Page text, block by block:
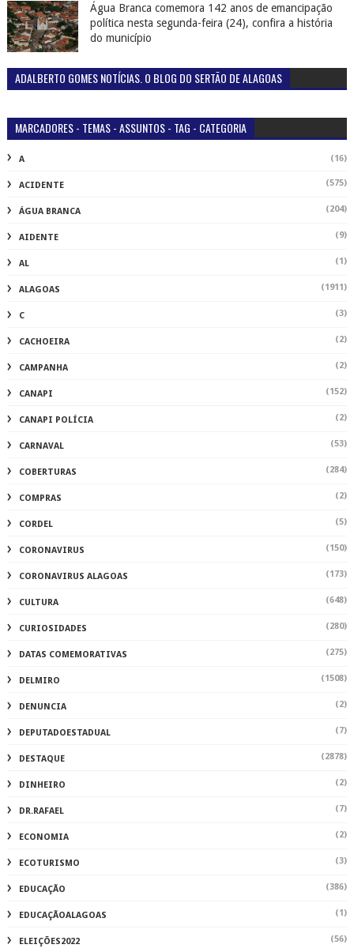
Água Branca comemora 142 anos de emancipação
política nesta segunda-feira (24), confira a história
do município
ADALBERTO GOMES NOTÍCIAS. O BLOG DO SERTÃO DE ALAGOAS
MARCADORES - TEMAS - ASSUNTOS - TAG - CATEGORIA
A (16)
ACIDENTE (575)
ÁGUA BRANCA (204)
AIDENTE (9)
AL (1)
ALAGOAS (1911)
C (3)
CACHOEIRA (2)
CAMPANHA (2)
CANAPI (152)
CANAPI POLÍCIA (2)
CARNAVAL (53)
COBERTURAS (284)
COMPRAS (2)
CORDEL (5)
CORONAVIRUS (150)
CORONAVIRUS ALAGOAS (173)
CULTURA (648)
CURIOSIDADES (280)
DATAS COMEMORATIVAS (275)
DELMIRO (1508)
DENUNCIA (2)
DEPUTADOESTADUAL (7)
DESTAQUE (2878)
DINHEIRO (2)
DR.RAFAEL (7)
ECONOMIA (2)
ECOTURISMO (3)
EDUCAÇÃO (386)
EDUCAÇÃOALAGOAS (1)
ELEIÇÕES2022 (56)